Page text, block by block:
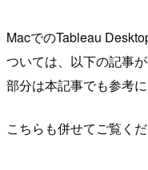
MacでのTableau
ついては、以下の記事
部分は本記事でも参考に
こちらも併せてご覧くだ